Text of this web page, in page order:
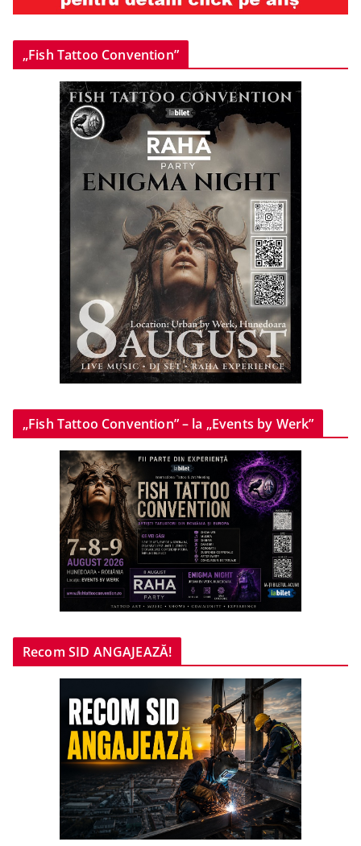
„Fish Tattoo Convention”
„Fish Tattoo Convention” – la „Events by Werk”
Recom SID ANGAJEAZĂ!